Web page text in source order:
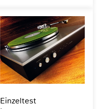
Einzeltest